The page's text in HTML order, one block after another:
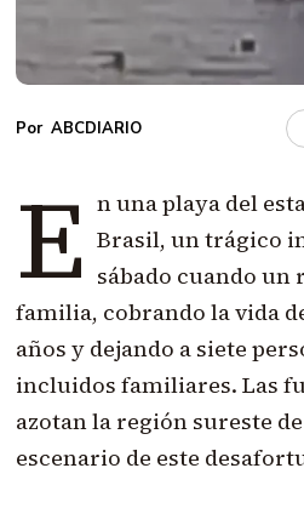
ABCDIARIO
E n una playa del
Brasil, un trágico
sábado cuando un
familia, cobrando la vida
años y dejando a siete
incluidos familiares. Las
azotan la región sureste de
escenario de este